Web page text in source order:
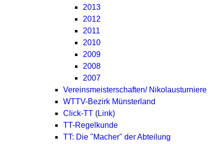
2013
2012
2011
2010
2009
2008
2007
Vereinsmeisterschaften/ Nikolausturniere
WTTV-Bezirk Münsterland
Click-TT (Link)
TT-Regelkunde
TT: Die "Macher" der Abteilung